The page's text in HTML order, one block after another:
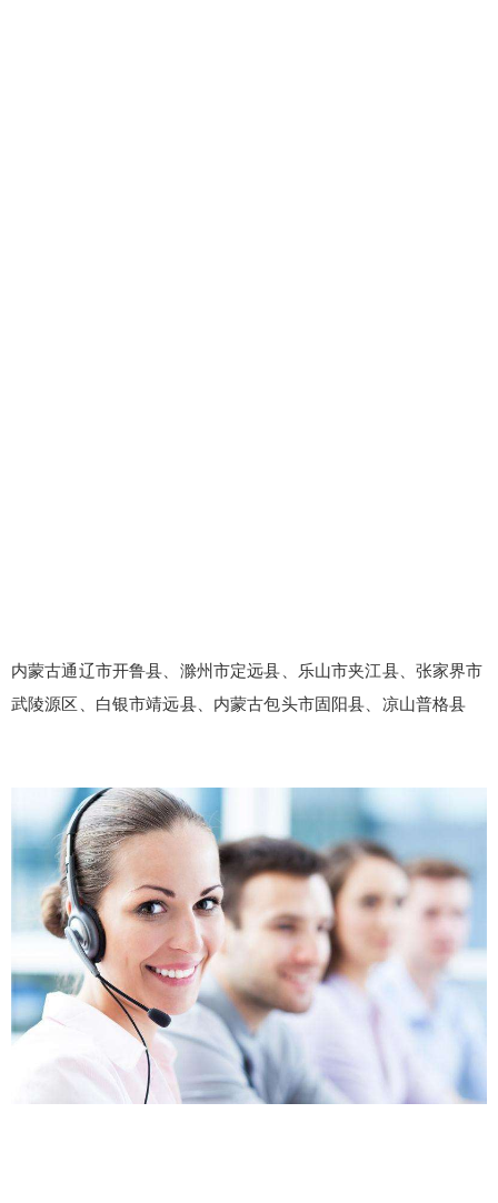
内蒙古通辽市开鲁县、滁州市定远县、乐山市夹江县、张家界市
武陵源区、白银市靖远县、内蒙古包头市固阳县、凉山普格县